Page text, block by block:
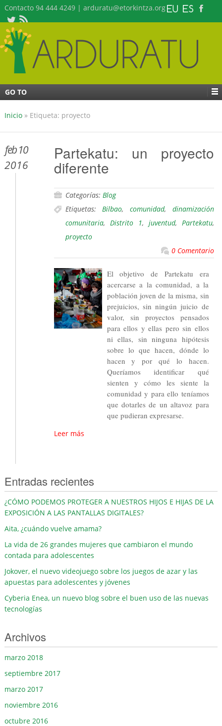
Contacto 94 444 4249 | arduratu@etorkintza.org
GO TO
Inicio» Etiqueta: proyecto
feb 10
2016
Partekatu: un proyecto
diferente
Categorías: Blog
Etiquetas:Bilbao, comunidad, dinamización
comunitaria, Distrito 1, juventud, Partekatu,
proyecto
0 Comentario
El objetivo de Partekatu era
acercarse a la comunidad, a la
población joven de la misma, sin
prejuicios, sin ningún juicio de
valor, sin proyectos pensados
para ellos y ellas pero sin ellos
ni ellas, sin ninguna hipótesis
sobre lo que hacen, dónde lo
hacen y por qué lo hacen.
Queríamos identificar qué
sienten y cómo les siente la
comunidad y para ello teníamos
que dotarles de un altavoz para
que pudieran expresarse.
Leer más
Entradas recientes
¿CÓMO PODEMOS PROTEGER A NUESTROS HIJOS E HIJAS DE LA
EXPOSICIÓN A LAS PANTALLAS DIGITALES?
Aita, ¿cuándo vuelve amama?
La vida de 26 grandes mujeres que cambiaron el mundo
contada para adolescentes
Jokover, el nuevo videojuego sobre los juegos de azar y las
apuestas para adolescentes y jóvenes
Cyberia Enea, un nuevo blog sobre el buen uso de las nuevas
tecnologías
Archivos
marzo 2018
septiembre 2017
marzo 2017
noviembre 2016
octubre 2016